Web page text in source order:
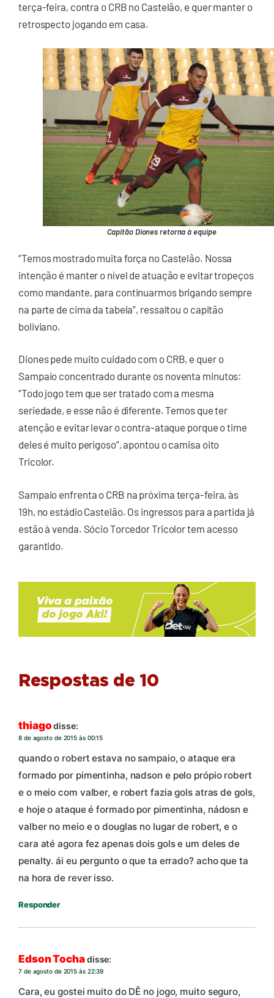
terça-feira, contra o CRB no Castelão, e quer manter o
retrospecto jogando em casa.
Capitão Diones retorna à equipe
“Temos mostrado muita força no Castelão. Nossa
intenção é manter o nível de atuação e evitar tropeços
como mandante, para continuarmos brigando sempre
na parte de cima da tabela”, ressaltou o capitão
boliviano.
Diones pede muito cuidado com o CRB, e quer o
Sampaio concentrado durante os noventa minutos:
“Todo jogo tem que ser tratado com a mesma
seriedade, e esse não é diferente. Temos que ter
atenção e evitar levar o contra-ataque porque o time
deles é muito perigoso”, apontou o camisa oito
Tricolor.
Sampaio enfrenta o CRB na próxima terça-feira, às
19h, no estádio Castelão. Os ingressos para a partida já
estão à venda. Sócio Torcedor Tricolor tem acesso
garantido.
Respostas de 10
thiagodisse:
8 de agosto de 2015 às 00:15
quando o robert estava no sampaio, o ataque era
formado por pimentinha, nadson e pelo própio robert
e o meio com valber, e robert fazia gols atras de gols,
e hoje o ataque é formado por pimentinha, nádosn e
valber no meio e o douglas no lugar de robert, e o
cara até agora fez apenas dois gols e um deles de
penalty. ái eu pergunto o que ta errado? acho que ta
na hora de rever isso.
Responder
Edson Tochadisse:
7 de agosto de 2015 às 22:39
Cara, eu gostei muito do DÊ no jogo, muito seguro,